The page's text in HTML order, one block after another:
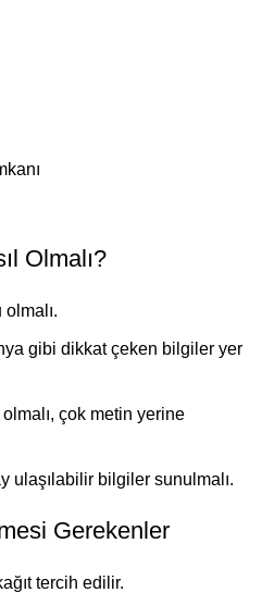
Olmalı?
gibi dikkat çeken bilgiler yer
çok metin yerine
ulaşılabilir bilgiler sunulmalı.
Gerekenler
tercih edilir.